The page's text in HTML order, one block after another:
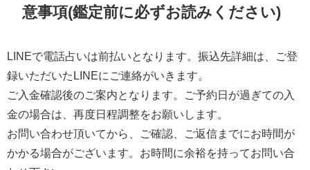
意事項(鑑定前に必ずお読みください)
LINEで電話占いは前払いとなります。振込先詳細は、ご登
録いただいたLINEにご連絡がいきます。
ご入金確認後のご案内となります。ご予約日が過ぎての入
金の場合は、再度日程調整をお願いします。
お問い合わせ頂いてから、ご確認、ご返信までにお時間が
かかる場合がございます。お時間に余裕を持ってお問い合